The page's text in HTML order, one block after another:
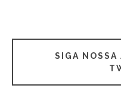
SIGA NOSSA